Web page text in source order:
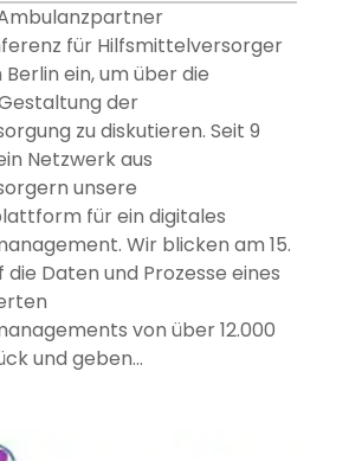
für Hilfsmittelversorger
Berlin ein, um über die
der
zu diskutieren. Seit 9
Netzwerk aus
unsere
für ein digitales
Wir blicken am 15.
Daten und Prozesse eines
von über 12.000
und geben…